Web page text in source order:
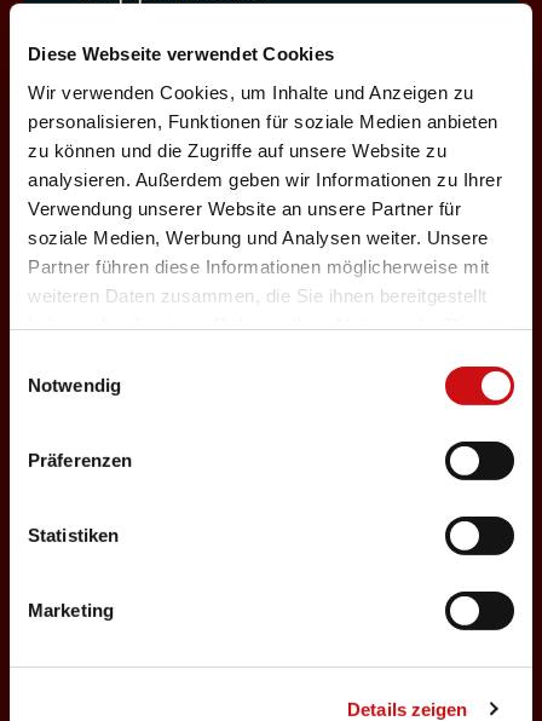
Diese Webseite verwendet Cookies
Wir verwenden Cookies, um Inhalte und Anzeigen zu
personalisieren, Funktionen für soziale Medien anbieten
zu können und die Zugriffe auf unsere Website zu
analysieren. Außerdem geben wir Informationen zu Ihrer
Verwendung unserer Website an unsere Partner für
soziale Medien, Werbung und Analysen weiter. Unsere
Partner führen diese Informationen möglicherweise mit
weiteren Daten zusammen, die Sie ihnen bereitgestellt
Notwendig
Präferenzen
Statistiken
Marketing
Details zeigen
03.12.2026
Donnerstag, 19:30 Uhr
Einlass: 18:00
ABENDPROGRAMM
Deppenkaiser
Samstag, 18:00 Uhr
ABENDPROGRAMM